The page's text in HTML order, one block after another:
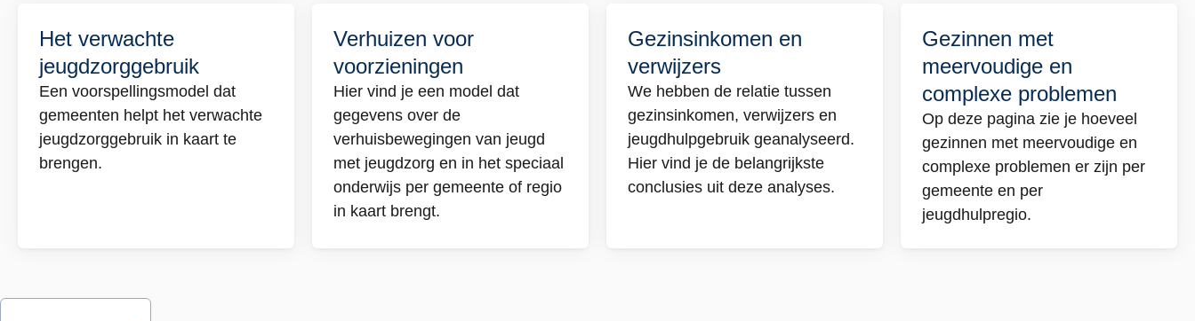
Het verwachte
jeugdzorggebruik
Een voorspellingsmodel dat
gemeenten helpt het verwachte
jeugdzorggebruik in kaart te
brengen.
Lees
meer
over
Het
verwachte
jeugdzorggebruik
Verhuizen voor
voorzieningen
Hier vind je een model dat
gegevens over de
verhuisbewegingen van jeugd
met jeugdzorg en in het speciaal
onderwijs per gemeente of regio
in kaart brengt.
Lees
meer
over
Verhuizen
voor
voorzieningen
Gezinsinkomen en
verwijzers
We hebben de relatie tussen
gezinsinkomen, verwijzers en
jeugdhulpgebruik geanalyseerd.
Hier vind je de belangrijkste
conclusies uit deze analyses.
Lees
meer
over
Gezinsinkomen
en
verwijzers
Gezinnen met
meervoudige en
complexe problemen
Op deze pagina zie je hoeveel
gezinnen met meervoudige en
complexe problemen er zijn per
gemeente en per
jeugdhulpregio.
Lees
meer
over
Gezinnen
met
meervoudige
en
complexe